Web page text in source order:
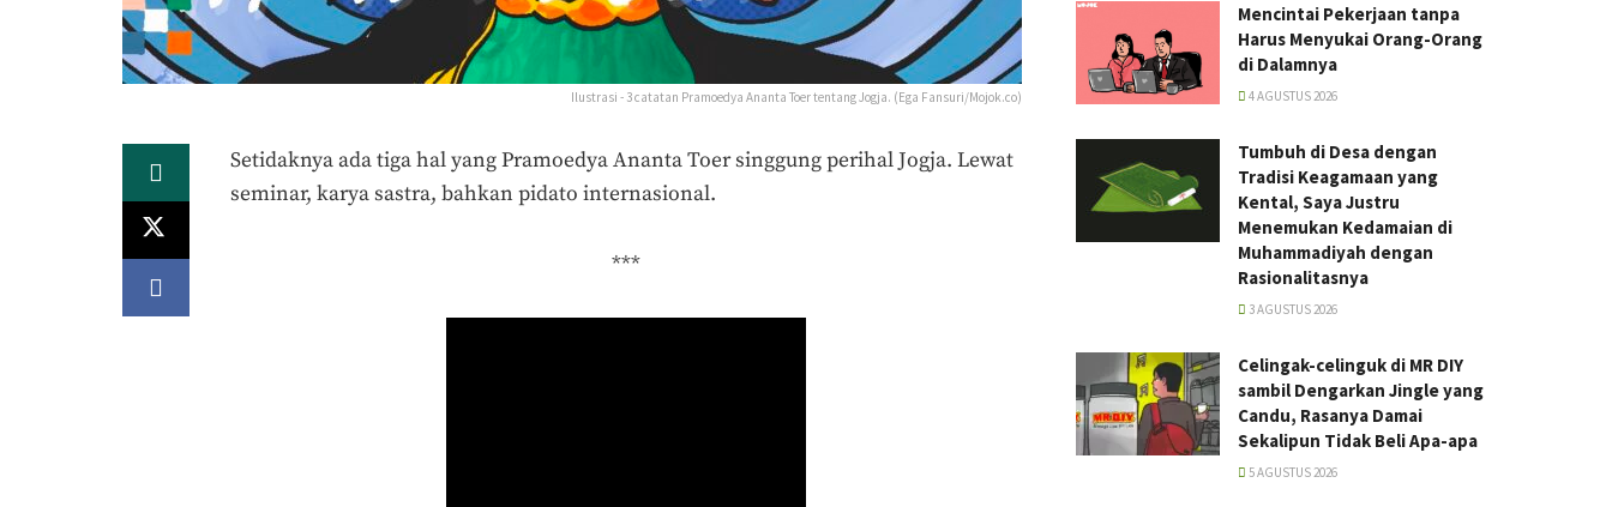
Ilustrasi - 3 catatan Pramoedya Ananta Toer tentang Jogja. (Ega Fansuri/Mojok.co)
Setidaknya ada tiga hal yang Pramoedya Ananta Toer singgung perihal Jogja. Lewat
seminar, karya sastra, bahkan pidato internasional.
***
Mencintai Pekerjaan tanpa
Harus Menyukai Orang-Orang
di Dalamnya
4 AGUSTUS 2026
Tumbuh di Desa dengan
Tradisi Keagamaan yang
Kental, Saya Justru
Menemukan Kedamaian di
Muhammadiyah dengan
Rasionalitasnya
3 AGUSTUS 2026
Celingak-celinguk di MR DIY
sambil Dengarkan Jingle yang
Candu, Rasanya Damai
Sekalipun Tidak Beli Apa-apa
5 AGUSTUS 2026